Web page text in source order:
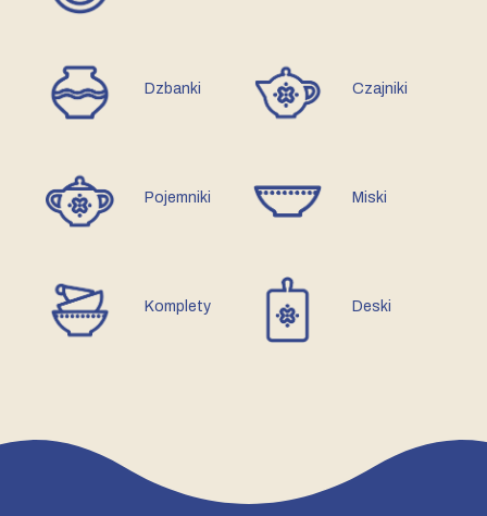
Dzbanki Czajniki
Pojemniki Miski
Komplety Deski